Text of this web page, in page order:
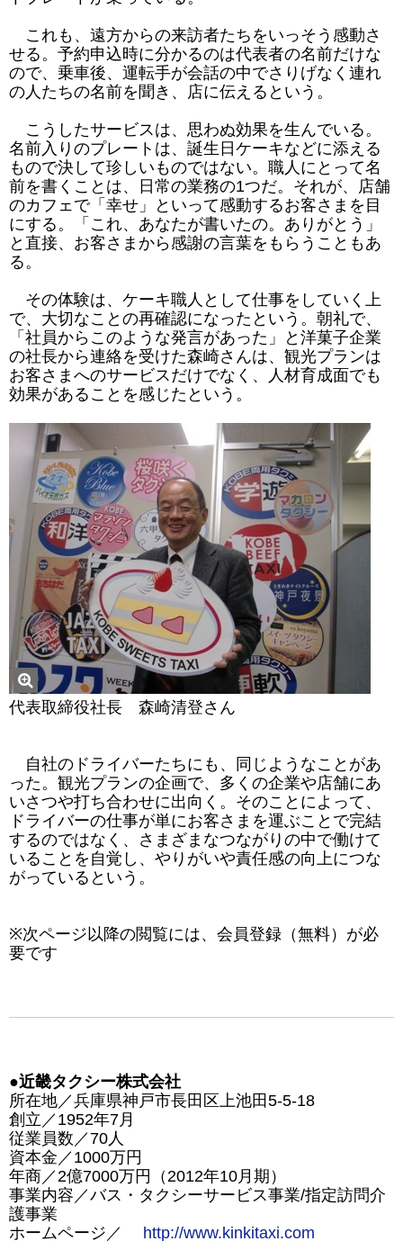
これも、遠方からの来訪者たちをいっそう感動さ
せる。予約申込時に分かるのは代表者の名前だけな
ので、乗車後、運転手が会話の中でさりげなく連れ
の人たちの名前を聞き、店に伝えるという。
こうしたサービスは、思わぬ効果を生んでいる。
名前入りのプレートは、誕生日ケーキなどに添える
もので決して珍しいものではない。職人にとって名
前を書くことは、日常の業務の1つだ。それが、店舗
のカフェで「幸せ」といって感動するお客さまを目
にする。「これ、あなたが書いたの。ありがとう」
と直接、お客さまから感謝の言葉をもらうこともあ
る。
その体験は、ケーキ職人として仕事をしていく上
で、大切なことの再確認になったという。朝礼で、
「社員からこのような発言があった」と洋菓子企業
の社長から連絡を受けた森崎さんは、観光プランは
お客さまへのサービスだけでなく、人材育成面でも
効果があることを感じたという。
代表取締役社長 森崎清登さん
自社のドライバーたちにも、同じようなことがあ
った。観光プランの企画で、多くの企業や店舗にあ
いさつや打ち合わせに出向く。そのことによって、
ドライバーの仕事が単にお客さまを運ぶことで完結
するのではなく、さまざまなつながりの中で働けて
いることを自覚し、やりがいや責任感の向上につな
がっているという。
※次ページ以降の閲覧には、会員登録（無料）が必
要です
●近畿タクシー株式会社
所在地／兵庫県神戸市長田区上池田5-5-18
創立／1952年7月
従業員数／70人
資本金／1000万円
年商／2億7000万円（2012年10月期）
事業内容／バス・タクシーサービス事業/指定訪問介
護事業
ホームページ／ http://www.kinkitaxi.com